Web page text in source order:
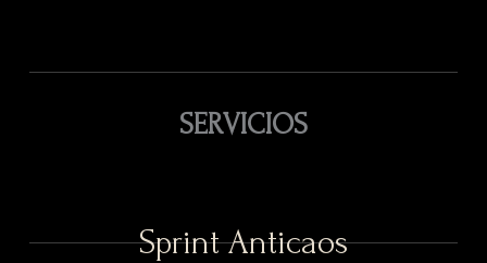
SERVICIOS
Sprint Anticaos